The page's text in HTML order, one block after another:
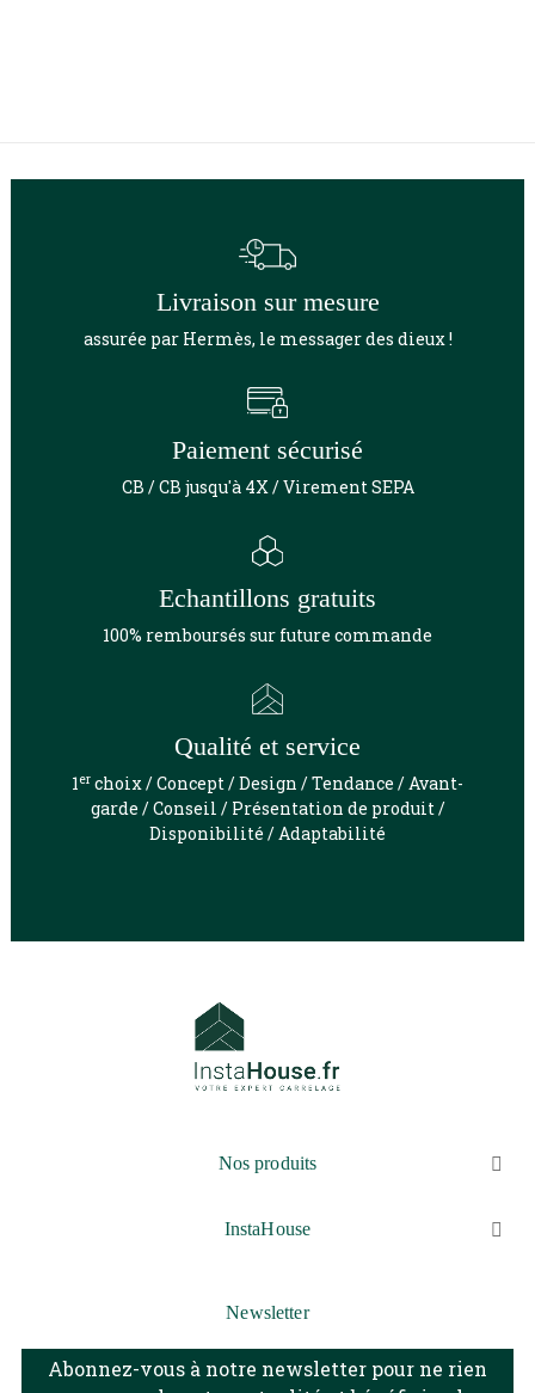
Livraison sur mesure
assurée par Hermès, le messager des dieux !
Paiement sécurisé
CB / CB jusqu'à 4X / Virement SEPA
Echantillons gratuits
100% remboursés sur future commande
Qualité et service
1er choix / Concept / Design / Tendance / Avant-
garde / Conseil / Présentation de produit /
Disponibilité / Adaptabilité
Nos produits 
InstaHouse 
Newsletter
Abonnez-vous à notre newsletter pour ne rien